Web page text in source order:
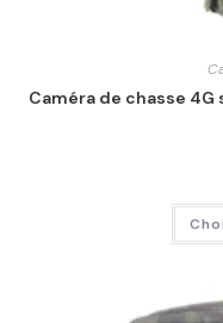
Caméra de chasse